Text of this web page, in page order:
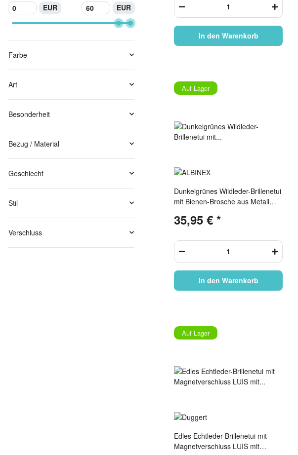
In den Warenkorb
Auf Lager
Dunkelgrünes Wildleder-Brillenetui
mit Bienen-Brosche aus Metall
35,95 € *
In den Warenkorb
Auf Lager
Edles Echtleder-Brillenetui mit
Magnetverschluss LUIS mit
EUR
EUR
Farbe
Art
Besonderheit
Bezug / Material
Geschlecht
Stil
Verschluss